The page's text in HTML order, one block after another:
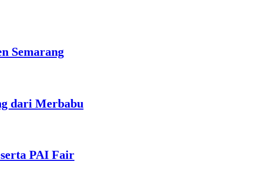
Semarang
dari Merbabu
PAI Fair